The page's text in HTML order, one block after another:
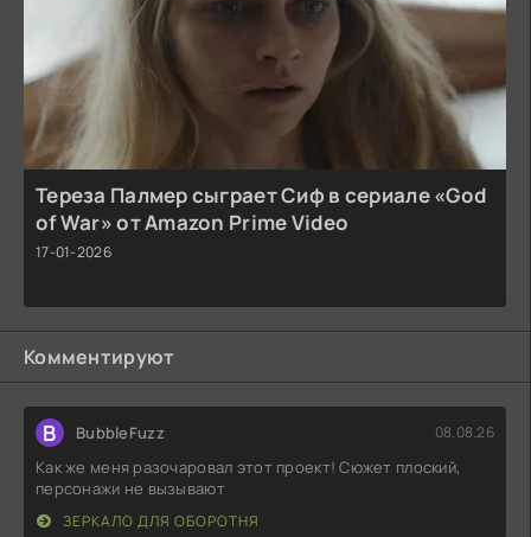
Тереза Палмер сыграет Сиф в сериале «God
of War» от Amazon Prime Video
17-01-2026
Комментируют
B BubbleFuzz 08.08.26
Как же меня разочаровал этот проект! Сюжет плоский,
персонажи не вызывают
ЗЕРКАЛО ДЛЯ ОБОРОТНЯ